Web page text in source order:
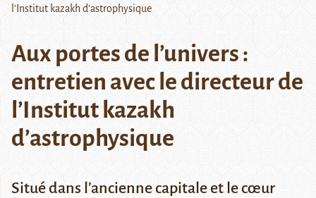
l’Institut kazakh d’astrophysique
Aux portes de l’univers :
entretien avec le directeur de
l’Institut kazakh
d’astrophysique
Situé dans l’ancienne capitale et le cœur